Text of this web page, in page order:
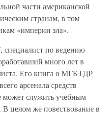
части американской
странам, в том
«империи зла».
по ведению
много лет в
Его книга о МГБ ГДР
арсенала средств
служить учебным
целом же повествование в